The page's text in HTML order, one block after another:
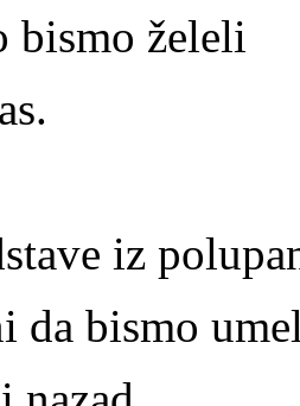
bismo želeli
iz
da bismo